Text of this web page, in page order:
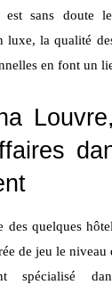
est sans doute
luxe, la qualité
en font un
des quelques
de jeu le niveau
spécialisé